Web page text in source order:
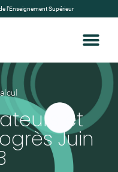
l’Enseignement Supérieur
et
Juin